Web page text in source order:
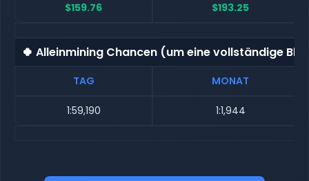
$159.76 $193.25
🍀 Alleinmining Chancen (um eine vollständige
TAG MONAT
1:59,190 1:1,944